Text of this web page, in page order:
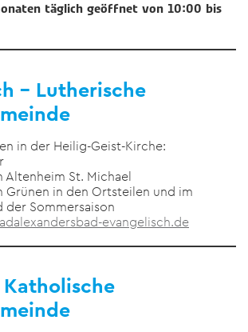
täglich geöffnet von 10:00 bis
– Lutherische
in der Heilig-Geist-Kirche:
St. Michael
Grünen in den Ortsteilen und im
der Sommersaison
evangelisch.de
Katholische